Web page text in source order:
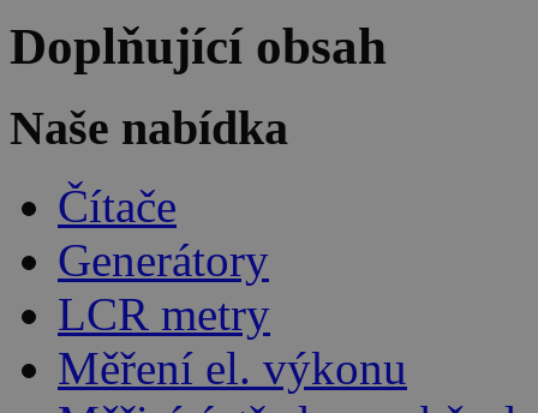
Doplňující obsah
Naše nabídka
Čítače
Generátory
LCR metry
Měření el. výkonu